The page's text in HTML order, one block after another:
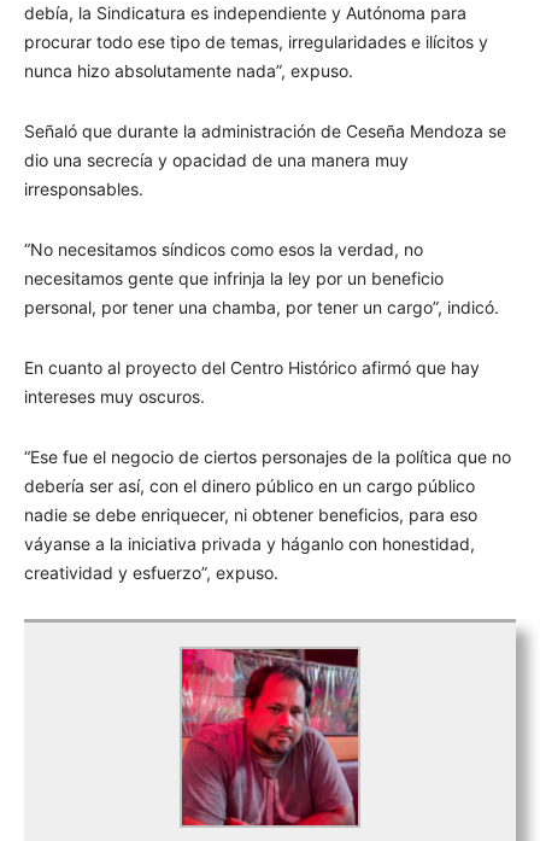
debía, la Sindicatura es independiente y Autónoma para
procurar todo ese tipo de temas, irregularidades e ilícitos y
nunca hizo absolutamente nada”, expuso.
Señaló que durante la administración de Ceseña Mendoza se
dio una secrecía y opacidad de una manera muy
irresponsables.
“No necesitamos síndicos como esos la verdad, no
necesitamos gente que infrinja la ley por un beneficio
personal, por tener una chamba, por tener un cargo”, indicó.
En cuanto al proyecto del Centro Histórico afirmó que hay
intereses muy oscuros.
“Ese fue el negocio de ciertos personajes de la política que no
debería ser así, con el dinero público en un cargo público
nadie se debe enriquecer, ni obtener beneficios, para eso
váyanse a la iniciativa privada y háganlo con honestidad,
creatividad y esfuerzo”, expuso.